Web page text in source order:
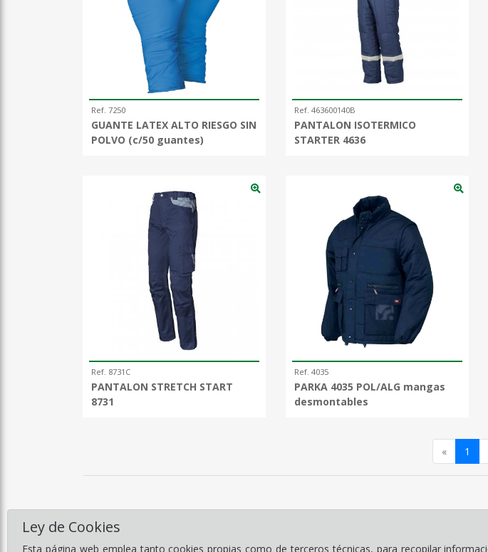
Ley de Cookies
Esta página web emplea tanto cookies propias como de terceros técnicas, para recopilar
Ref. 7250
GUANTE LATEX ALTO RIESGO SIN
POLVO (c/50 guantes)
Ref. 463600140B
PANTALON ISOTERMICO
STARTER 4636
Ref. 8731C
PANTALON STRETCH START
8731
Ref. 4035
PARKA 4035 POL/ALG mangas
desmontables
«Anterior
1